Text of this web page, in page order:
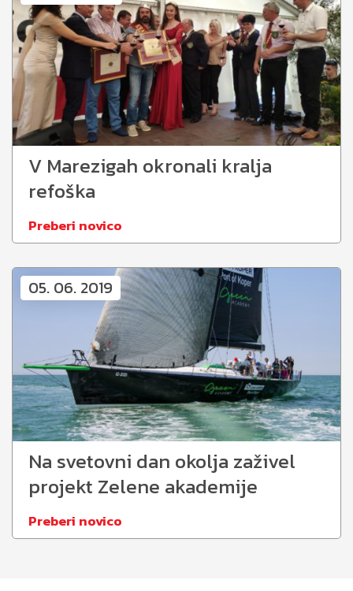
V Marezigah okronali kralja
refoška
Preberi novico
05. 06. 2019
Na svetovni dan okolja zaživel
projekt Zelene akademije
Preberi novico